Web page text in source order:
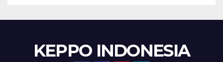
KEPPO INDONESIA